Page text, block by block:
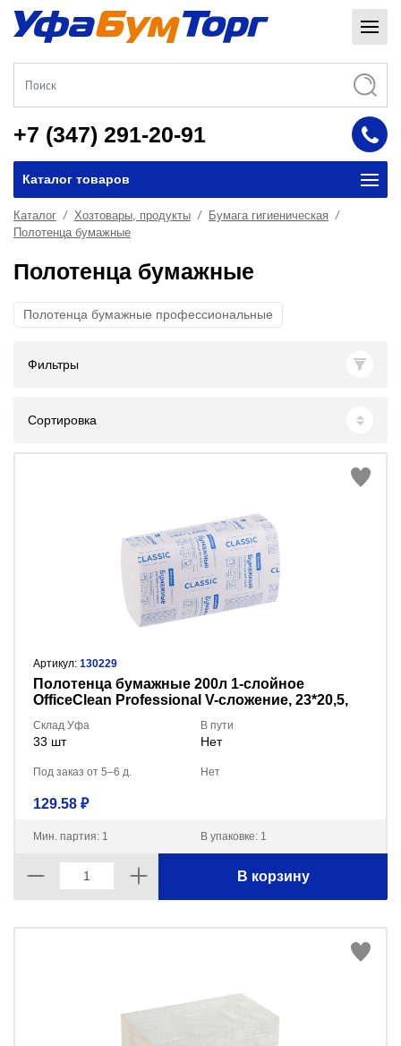
+7 (347) 291-20-91
Каталог товаров
Каталог Хозтовары, продукты
Бумага гигиеническая
Полотенца бумажные
Полотенца бумажные
Полотенца бумажные профессиональные
Фильтры
Сортировка
Артикул: 130229
Полотенца бумажные 200л 1-слойное
OfficeClean Professional V-сложение, 23*20,5,
Склад Уфа
33 шт
В пути
Нет
Под заказ от 5–6 д. Нет
129.58 ₽
Мин. партия: 1 В упаковке: 1
В корзину